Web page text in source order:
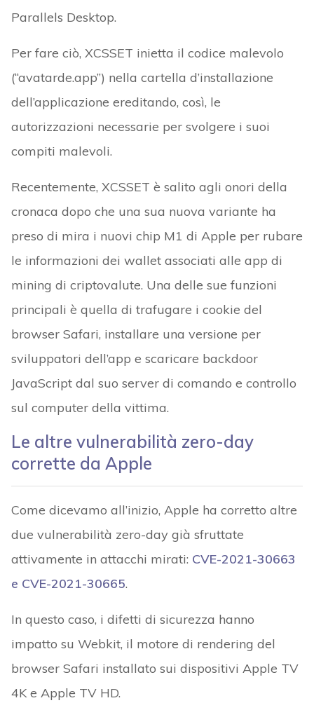
Parallels Desktop.
Per fare ciò, XCSSET inietta il codice malevolo
(“avatarde.app”) nella cartella d’installazione
dell’applicazione ereditando, così, le
autorizzazioni necessarie per svolgere i suoi
compiti malevoli.
Recentemente, XCSSET è salito agli onori della
cronaca dopo che una sua nuova variante ha
preso di mira i nuovi chip M1 di Apple per rubare
le informazioni dei wallet associati alle app di
mining di criptovalute. Una delle sue funzioni
principali è quella di trafugare i cookie del
browser Safari, installare una versione per
sviluppatori dell’app e scaricare backdoor
JavaScript dal suo server di comando e controllo
sul computer della vittima.
Le altre vulnerabilità zero-day
corrette da Apple
Come dicevamo all’inizio, Apple ha corretto altre
due vulnerabilità zero-day già sfruttate
attivamente in attacchi mirati: CVE-2021-30663
e CVE-2021-30665.
In questo caso, i difetti di sicurezza hanno
impatto su Webkit, il motore di rendering del
browser Safari installato sui dispositivi Apple TV
4K e Apple TV HD.